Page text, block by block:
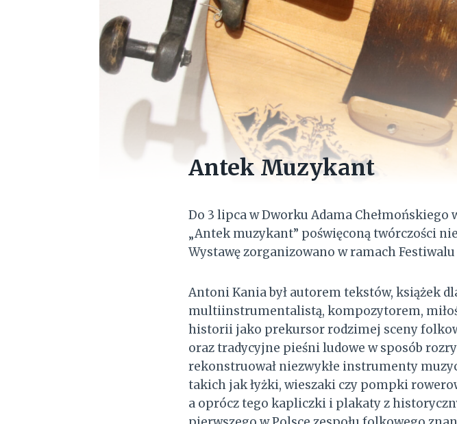
Antek Muzykant
Do 3 lipca w Dworku Adama
„Antek muzykant” poświęconą twórczości
Wystawę zorganizowano w ramach
Antoni Kania był autorem tekstów, książek
multiinstrumentalistą, kompozytorem,
historii jako prekursor rodzimej sceny
oraz tradycyjne pieśni ludowe w sposób
rekonstruował niezwykłe instrumenty
takich jak łyżki, wieszaki czy pompki
a oprócz tego kapliczki i plakaty z